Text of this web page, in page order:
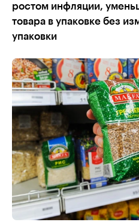
ростом инфляции,
товара в упаковке без
упаковки